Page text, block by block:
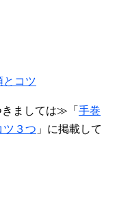
とコツ
ましては≫「 手巻
ツ３つ 」に掲載して